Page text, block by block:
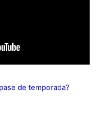
de temporada?